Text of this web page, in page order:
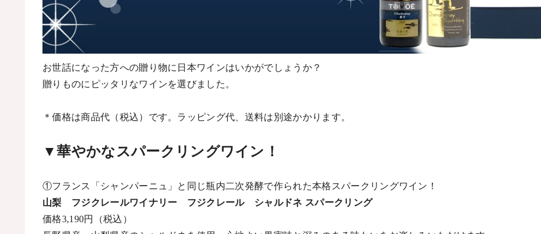
お世話になった方への贈り物に日本ワインはいかがでしょうか？
贈りものにピッタリなワインを選びました。
＊価格は商品代（税込）です。ラッピング代、送料は別途かかります。
▼華やかなスパークリングワイン！
①フランス「シャンパーニュ」と同じ瓶内二次発酵で作られた本格スパークリングワイン！
山梨 フジクレールワイナリー フジクレール シャルドネ スパークリング
価格3,190円（税込）